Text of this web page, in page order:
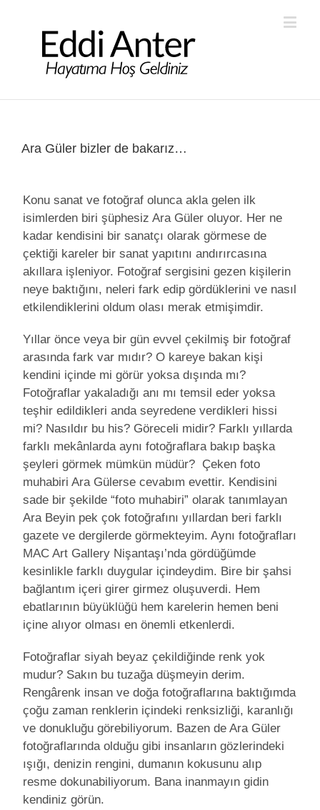
Ara Güler bizler de bakarız…
Konu sanat ve fotoğraf olunca akla gelen ilk
isimlerden biri şüphesiz Ara Güler oluyor. Her ne
kadar kendisini bir sanatçı olarak görmese de
çektiği kareler bir sanat yapıtını andırırcasına
akıllara işleniyor. Fotoğraf sergisini gezen kişilerin
neye baktığını, neleri fark edip gördüklerini ve nasıl
etkilendiklerini oldum olası merak etmişimdir.
Yıllar önce veya bir gün evvel çekilmiş bir fotoğraf
arasında fark var mıdır? O kareye bakan kişi
kendini içinde mi görür yoksa dışında mı?
Fotoğraflar yakaladığı anı mı temsil eder yoksa
teşhir edildikleri anda seyredene verdikleri hissi
mi? Nasıldır bu his? Göreceli midir? Farklı yıllarda
farklı mekânlarda aynı fotoğraflara bakıp başka
şeyleri görmek mümkün müdür? Çeken foto
muhabiri Ara Gülerse cevabım evettir. Kendisini
sade bir şekilde “foto muhabiri” olarak tanımlayan
Ara Beyin pek çok fotoğrafını yıllardan beri farklı
gazete ve dergilerde görmekteyim. Aynı fotoğrafları
MAC Art Gallery Nişantaşı’nda gördüğümde
kesinlikle farklı duygular içindeydim. Bire bir şahsi
bağlantım içeri girer girmez oluşuverdi. Hem
ebatlarının büyüklüğü hem karelerin hemen beni
içine alıyor olması en önemli etkenlerdi.
Fotoğraflar siyah beyaz çekildiğinde renk yok
mudur? Sakın bu tuzağa düşmeyin derim.
Rengârenk insan ve doğa fotoğraflarına baktığımda
çoğu zaman renklerin içindeki renksizliği, karanlığı
ve donukluğu görebiliyorum. Bazen de Ara Güler
fotoğraflarında olduğu gibi insanların gözlerindeki
ışığı, denizin rengini, dumanın kokusunu alıp
resme dokunabiliyorum. Bana inanmayın gidin
kendiniz görün.